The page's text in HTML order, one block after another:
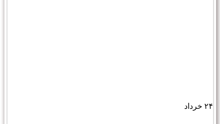
۲۴ خرداد